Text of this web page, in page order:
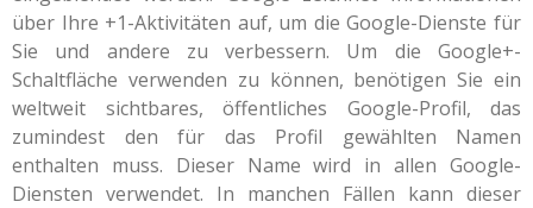
über Ihre +1-Aktivitäten auf, um die Google-Dienste für
Sie und andere zu verbessern. Um die Google+-
Schaltfläche verwenden zu können, benötigen Sie ein
weltweit sichtbares, öffentliches Google-Profil, das
zumindest den für das Profil gewählten Namen
enthalten muss. Dieser Name wird in allen Google-
Diensten verwendet. In manchen Fällen kann dieser